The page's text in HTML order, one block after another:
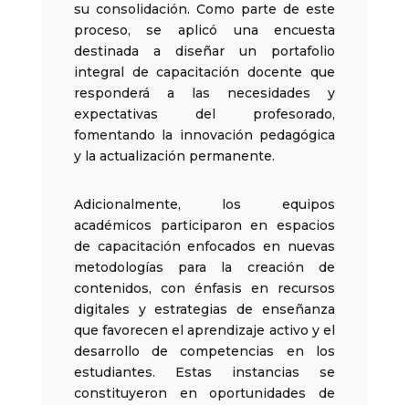
su consolidación. Como parte de este
proceso, se aplicó una encuesta
destinada a diseñar un portafolio
integral de capacitación docente que
responderá a las necesidades y
expectativas del profesorado,
fomentando la innovación pedagógica
y la actualización permanente.
Adicionalmente, los equipos
académicos participaron en espacios
de capacitación enfocados en nuevas
metodologías para la creación de
contenidos, con énfasis en recursos
digitales y estrategias de enseñanza
que favorecen el aprendizaje activo y el
desarrollo de competencias en los
estudiantes. Estas instancias se
constituyeron en oportunidades de